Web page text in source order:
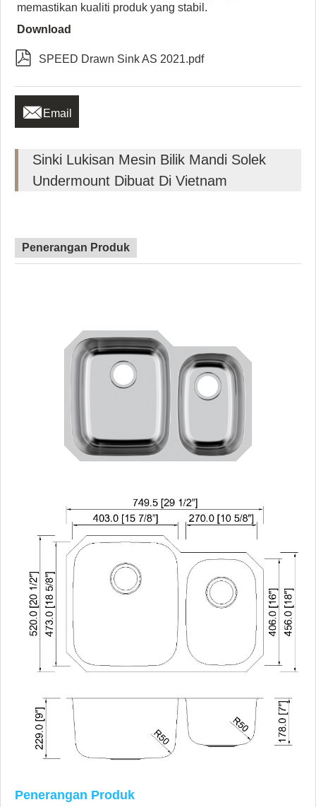
memastikan kualiti produk yang stabil.
Download
 SPEED Drawn Sink AS 2021.pdf
 Email
Sinki Lukisan Mesin Bilik Mandi Solek
Undermount Dibuat Di Vietnam
Penerangan Produk
Penerangan Produk